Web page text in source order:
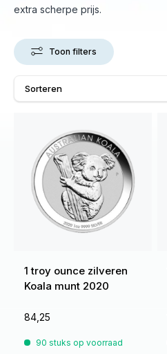
extra scherpe prijs.
Toon filters
1 troy ounce zilveren
Koala munt 2020
84,25
90 stuks op voorraad